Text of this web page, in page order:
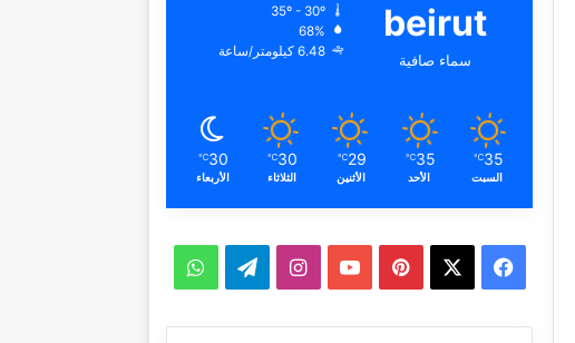
beirut
سماء صافية
68%
6.48 كيلومتر/ساعة
35
℃
السبت
35
℃
الأحد
29
℃
الأثنين
30
℃
الثلاثاء
30
℃
الأربعاء
ب
ا
و